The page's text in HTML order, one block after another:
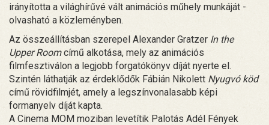
irányította a világhírűvé vált animációs műhely munkáját -
olvasható a közleményben.
Az összeállításban szerepel Alexander Gratzer In the
Upper Roomcímű alkotása, mely az animációs
filmfesztiválon a legjobb forgatókönyv díját nyerte el.
Szintén láthatják az érdeklődők Fábián Nikolett Nyugvó köd
című rövidfilmjét, amely a legszínvonalasabb képi
formanyelv díját kapta.
A Cinema MOM moziban levetítik Palotás Adél Fények